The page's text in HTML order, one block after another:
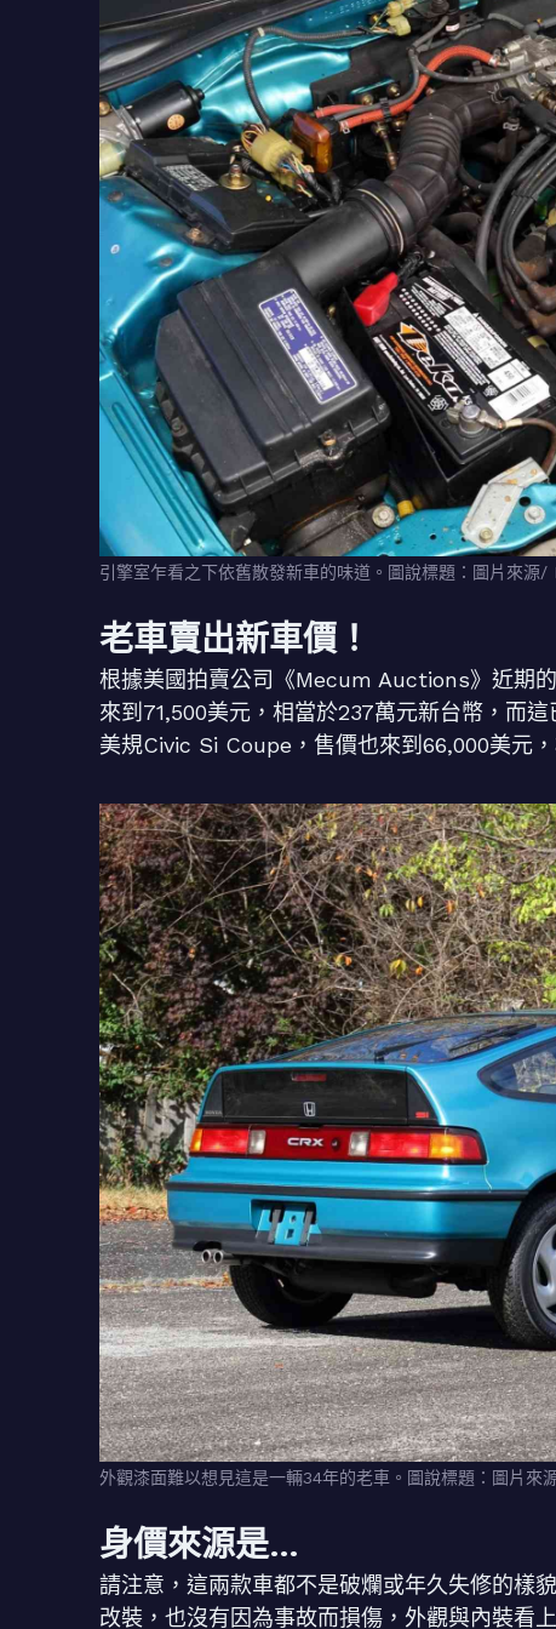
引擎室乍看之下依舊散發新車的味道。圖說標題：圖片來源/
老車賣出新車價！
根據美國拍賣公司《Mecum Auctions》近期
來到71,500美元，相當於237萬元新台幣，而
美規Civic Si Coupe，售價也來到66,000美元，
外觀漆面難以想見這是一輛34年的老車。圖說標題：圖片來
身價來源是…
請注意，這兩款車都不是破爛或年久失修的樣
改裝，也沒有因為事故而損傷，外觀與內裝看